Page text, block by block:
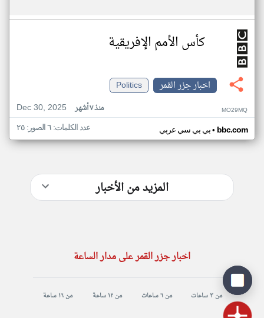
كأس الأمم الإفريقية
اخبار جزر القمر
Politics
Dec 30, 2025
منذ ٧ أشهر MO29MQ
بي بي سي عربي• bbc.com عدد الكلمات: ٦ الصور: ٢٥
المزيد من الأخبار
اخبار جزر القمر على مدار الساعة
من ٣ ساعات من ٦ ساعات من ١٢ ساعة من ١٦ ساعة